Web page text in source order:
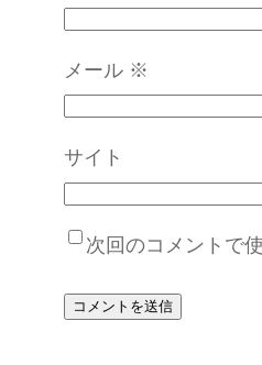
メール ※
サイト
次回のコメントで